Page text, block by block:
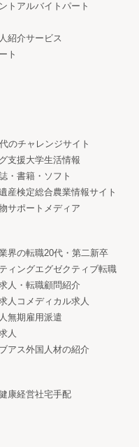
ト アルバイト パート
紹介サービス
ト
のチャレンジサイト
支援大学生活情報
・書籍・ソフト
産検定総合農業情報サイト
サポートメディア
界の転職20代・第二新卒
ィングエグゼクティブ転職
人・転職顧問紹介
人 コメディカル求人
無期雇用派遣
人
アス外国人材の紹介
康経営社宅手配